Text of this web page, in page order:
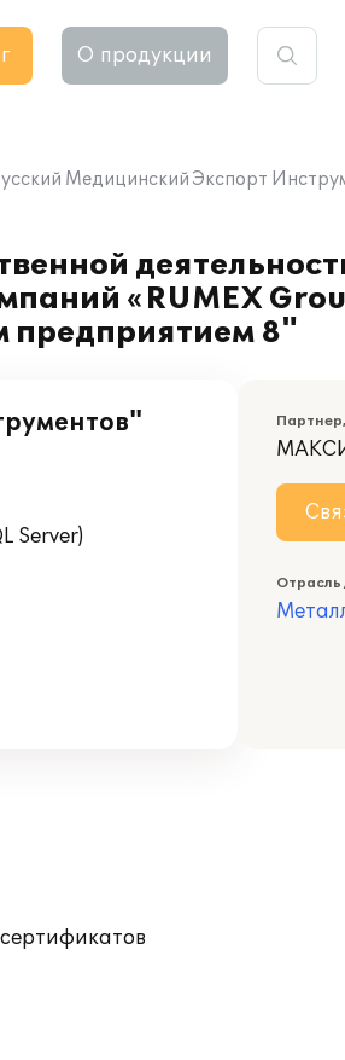
О продукции
Медицинский Экспорт
«RUMEX
предприятием 8"
Server)